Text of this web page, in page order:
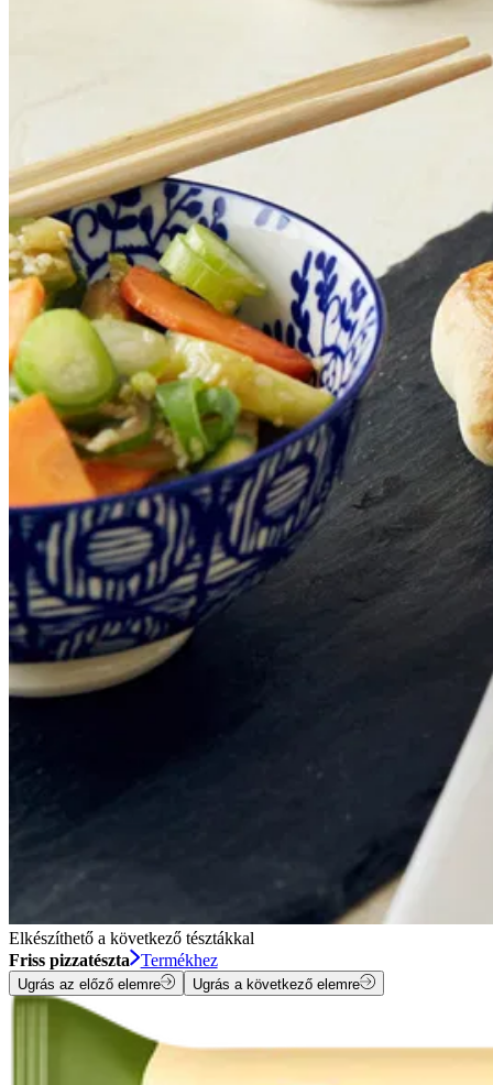
Elkészíthető a következő tésztákkal
Friss pizzatészta
Termékhez
Ugrás az előző elemre Ugrás a következő elemre